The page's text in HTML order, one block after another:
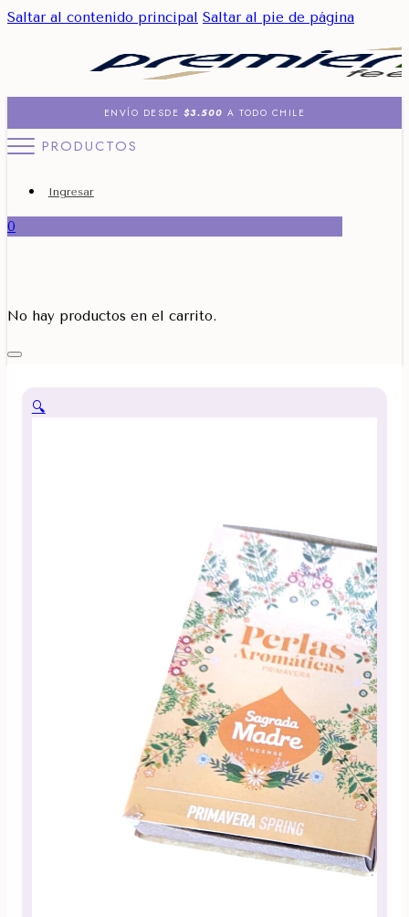
Saltar al contenido principal Saltar al pie de página
ENVÍO DESDE $3.500 A TODO CHILE
PRODUCTOS
Ingresar
0
No hay productos en el carrito.
🔍